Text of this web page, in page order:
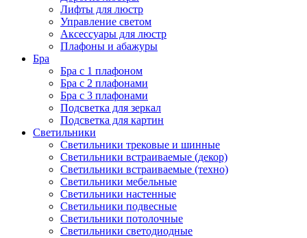
Лифты для люстр
Управление светом
Аксессуары для люстр
Плафоны и абажуры
Бра
Бра с 1 плафоном
Бра с 2 плафонами
Бра с 3 плафонами
Подсветка для зеркал
Подсветка для картин
Светильники
Светильники трековые и шинные
Светильники встраиваемые (декор)
Светильники встраиваемые (техно)
Светильники мебельные
Светильники настенные
Светильники подвесные
Светильники потолочные
Светильники светодиодные